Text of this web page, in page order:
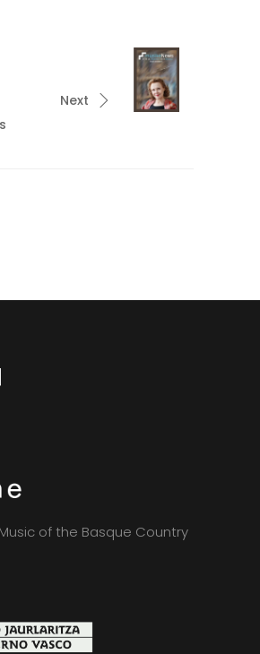
Next
of the Basque Country